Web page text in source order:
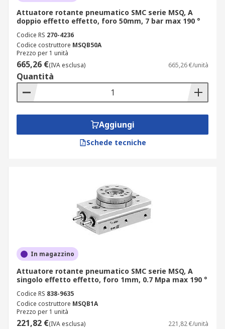
Attuatore rotante pneumatico SMC serie MSQ, A
doppio effetto effetto, foro 50mm, 7 bar max 190 °
Codice RS 270-4236
Codice costruttore MSQB50A
Prezzo per 1 unità
665,26 €(IVA esclusa) 665,26 €/unità
Quantità
Aggiungi
Schede tecniche
In magazzino
Attuatore rotante pneumatico SMC serie MSQ, A
singolo effetto effetto, foro 1mm, 0.7 Mpa max 190 °
Codice RS 838-9635
Codice costruttore MSQB1A
Prezzo per 1 unità
221,82 €(IVA esclusa) 221,82 €/unità